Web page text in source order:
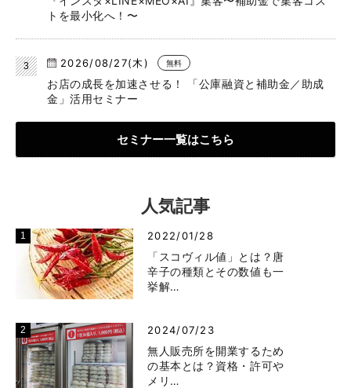
トを最小化へ！〜
2026/08/27(木) 無料
お店の成長を加速させる！ 「公庫融資と補助金／助成
金」活用セミナー
セミナー一覧はこちら
人気記事
2022/01/28
「スコヴィル値」とは？唐
辛子の種類とその数値も一
挙解…
2024/07/23
無人販売所を開業するため
の基本とは？資格・許可や
メリ…